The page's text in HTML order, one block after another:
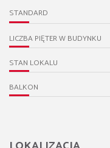
STANDARD
LICZBA PIĘTER W BUDYNKU
STAN LOKALU
BALKON